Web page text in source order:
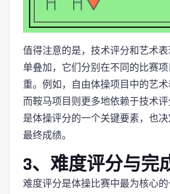
值得注意的是，技术评分和艺术
单叠加，它们分别在不同的比赛
重。例如，自由体操项目中的艺术
而鞍马项目则更多地依赖于技术
是体操评分的一个关键要素，也
最终成绩。
3、难度评分与完
难度评分是体操比赛中最为核心